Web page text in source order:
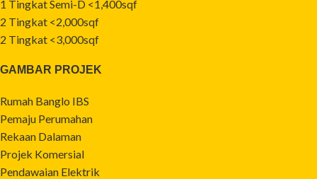
1 Tingkat Semi-D <1,400sqf
2 Tingkat <2,000sqf
2 Tingkat <3,000sqf
GAMBAR PROJEK
Rumah Banglo IBS
Pemaju Perumahan
Rekaan Dalaman
Projek Komersial
Pendawaian Elektrik